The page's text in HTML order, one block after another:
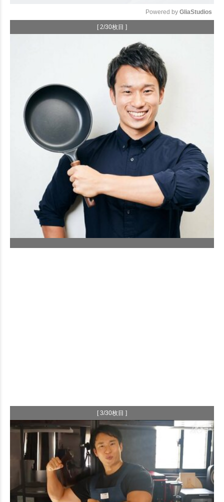
Powered by GliaStudios
[ 2/30枚目 ]
[ 3/30枚目 ]